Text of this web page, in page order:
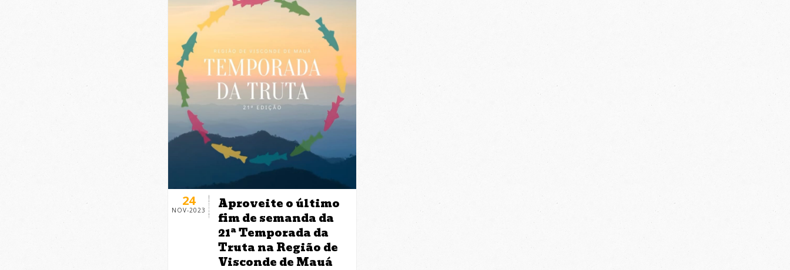
24
NOV-2023
Aproveite o último
fim de semanda da
21ª Temporada da
Truta na Região de
Visconde de Mauá